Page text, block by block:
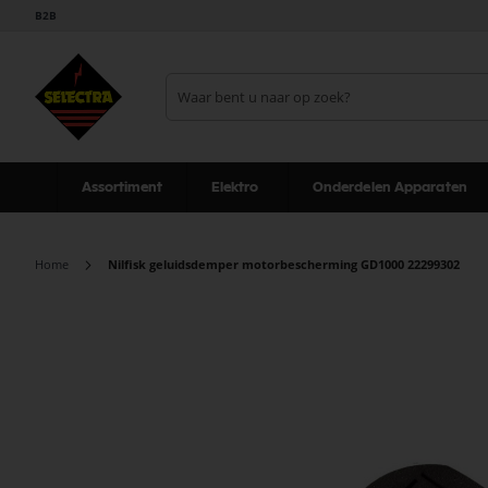
B2B
Assortiment Elektro Onderdelen Apparaten
Home Nilfisk geluidsdemper motorbescherming GD1000 22299302